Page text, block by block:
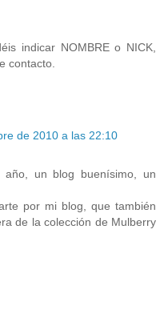
indicar NOMBRE o NICK,
contacto.
de 2010 a las 22:10
un blog buenísimo, un
por mi blog, que también
de la colección de Mulberry